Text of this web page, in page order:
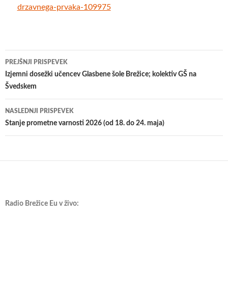
drzavnega-prvaka-109975
Krmarjenje
po
PREJŠNJI PRISPEVEK
Izjemni dosežki učencev Glasbene šole Brežice; kolektiv GŠ na
Švedskem
NASLEDNJI PRISPEVEK
Stanje prometne varnosti 2026 (od 18. do 24. maja)
Radio Brežice Eu v živo: